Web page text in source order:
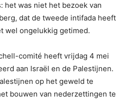
het was niet het bezoek van
dat de tweede intifada heeft
wel ongelukkig getimed.
comité heeft vrijdag 4 mei
aan Israël en de Palestijnen.
op het geweld te
bouwen van nederzettingen te